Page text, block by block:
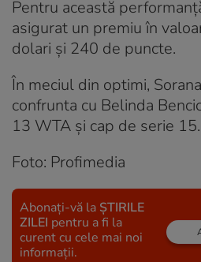
Pentru această
asigurat un premiu în
dolari şi 240 de puncte.
În meciul din optimi,
confrunta cu Belinda
13 WTA şi cap de serie 15.
Foto: Profimedia
Abonați-vă la ȘTIRILE
ZILEI pentru a fi la
curent cu cele mai noi
informații.